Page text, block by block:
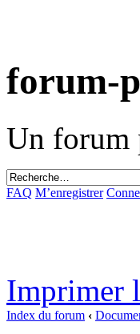
forum-
Un forum
FAQ M’enregistrer
Imprimer
Index du forum ‹